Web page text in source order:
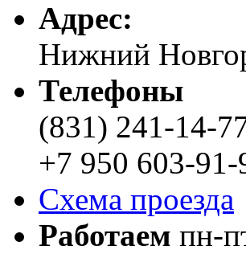
Адреc:
Нижний
Телефоны
(831) 241-14-
+7 950 603-91-
Схема проезда
Работаем пн-